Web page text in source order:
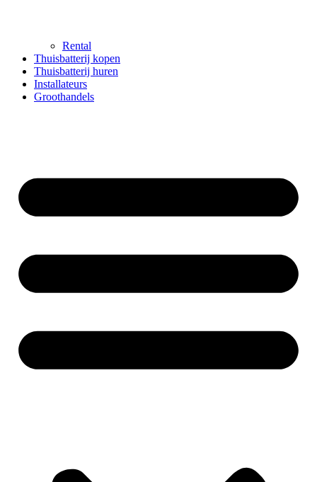
Rental
Thuisbatterij kopen
Thuisbatterij huren
Installateurs
Groothandels